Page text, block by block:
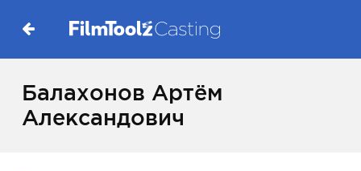
Балахонов Артём
Александович